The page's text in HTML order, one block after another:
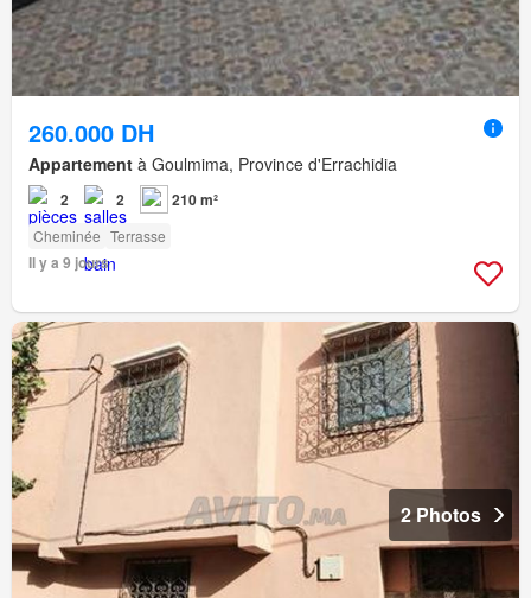
260.000 DH
Appartement à Goulmima, Province d'Errachidia
2 2 210 m²
Cheminée Terrasse
Il y a 9 jours
2 Photos